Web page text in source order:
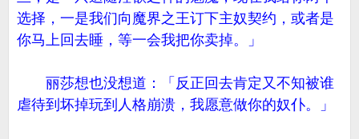
选择，一是我们向魔界之王订下主奴契约，或者是
你马上回去睡，等一会我把你卖掉。」
丽莎想也没想道：「反正回去肯定又不知被谁
虐待到坏掉玩到人格崩溃，我愿意做你的奴仆。」